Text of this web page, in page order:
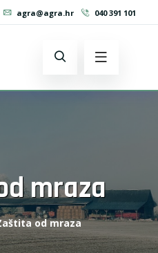
agra@agra.hr 040 391 101
mraza
od mraza